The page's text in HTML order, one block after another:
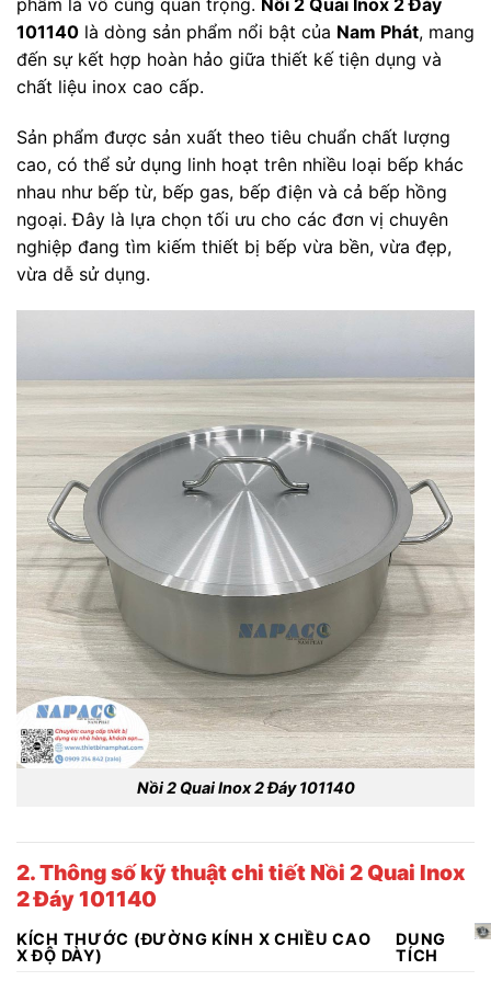
101140 là dòng sản phẩm nổi bật của Nam Phát, mang
đến sự kết hợp hoàn hảo giữa thiết kế tiện dụng và
chất liệu inox cao cấp.
Sản phẩm được sản xuất theo tiêu chuẩn chất lượng
cao, có thể sử dụng linh hoạt trên nhiều loại bếp khác
nhau như bếp từ, bếp gas, bếp điện và cả bếp hồng
ngoại. Đây là lựa chọn tối ưu cho các đơn vị chuyên
nghiệp đang tìm kiếm thiết bị bếp vừa bền, vừa đẹp,
vừa dễ sử dụng.
Nồi 2 Quai Inox 2 Đáy 101140
2. Thông số kỹ thuật chi tiết Nồi 2 Quai Inox
2 Đáy 101140
KÍCH THƯỚC (ĐƯỜNG KÍNH X CHIỀU CAO
X ĐỘ DÀY)
DUNG
TÍCH